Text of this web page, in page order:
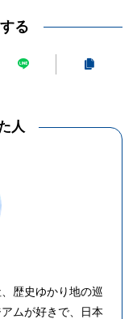
る
人
歴史ゆかり地の巡
ムが好きで、日本